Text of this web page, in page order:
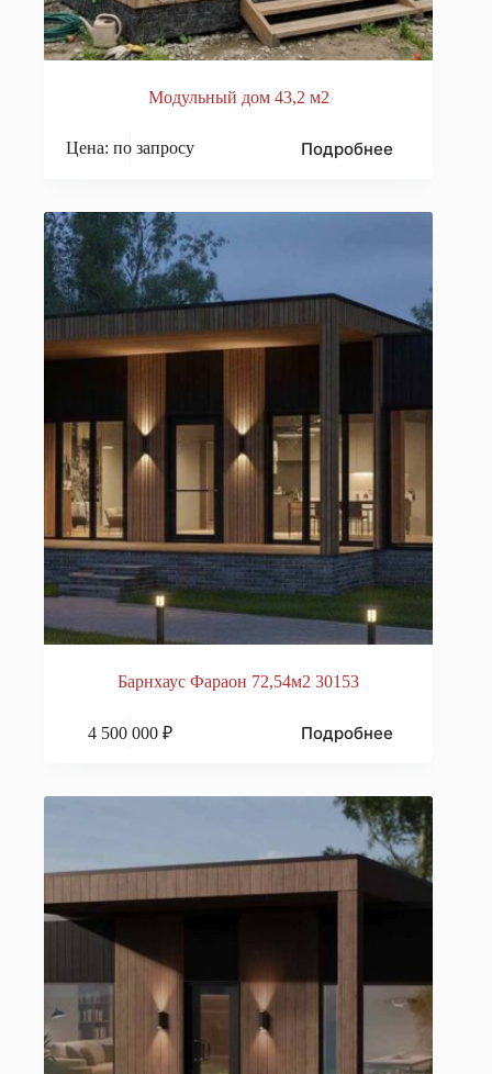
Модульный дом 43,2 м2
Цена: по запросу Подробнее
Барнхаус Фараон 72,54м2 30153
4 500 000₽ Подробнее